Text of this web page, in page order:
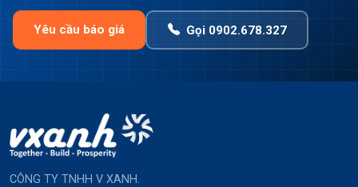
Yêu cầu báo giá Gọi 0902.678.327
CÔNG TY TNHH V XANH.